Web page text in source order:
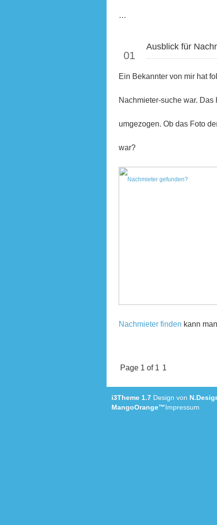
…
01
Ausblick für
Ein Bekannter von mir hat
Nachmieter-suche war.
umgezogen. Ob das Foto
war?
Nachmieter finden kann
Page 1 of 1 1
i3Theme 1.7 Design von
MangoOrange™Impressum